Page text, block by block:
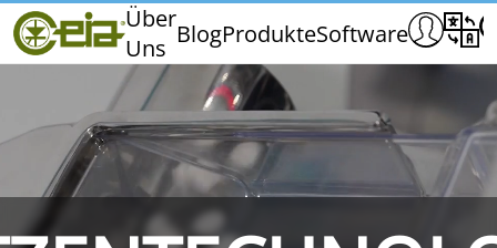
Über
Uns BlogProdukteSoftware
Home
CEIA
Messen und Veranstaltungen